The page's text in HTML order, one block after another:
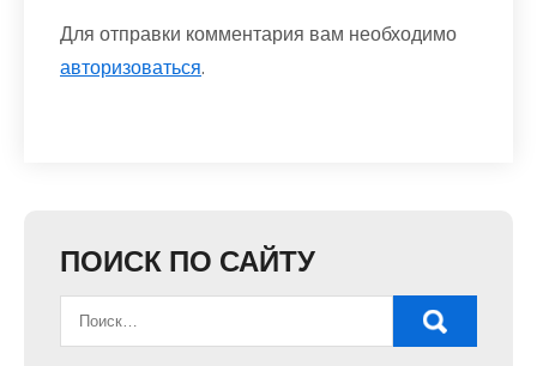
Для отправки комментария вам необходимо
авторизоваться.
ПОИСК ПО САЙТУ